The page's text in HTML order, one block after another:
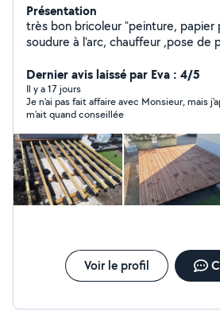
Présentation
très bon bricoleur "peinture,
soudure à l'arc, chauffeur ,pose de
Dernier avis laissé par Eva : 4/5
Il y a 17 jours
Je n'ai pas fait affaire avec Monsieur, mais
m'ait quand conseillée
Voir le profil